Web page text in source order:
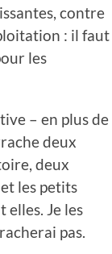
contre
: il faut
les
– en plus de
deux
deux
les petits
Je les
pas.